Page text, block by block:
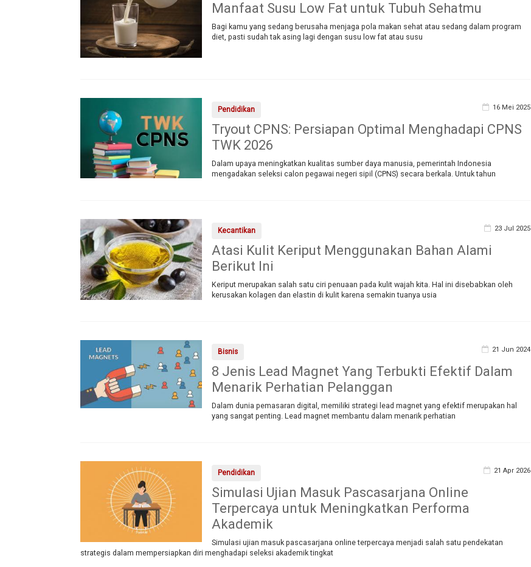
Manfaat Susu Low Fat untuk Tubuh Sehatmu
Bagi kamu yang sedang berusaha menjaga pola makan sehat atau sedang dalam program
diet, pasti sudah tak asing lagi dengan susu low fat atau susu
Pendidikan 16 Mei 2025
Tryout CPNS: Persiapan Optimal Menghadapi CPNS
TWK 2026
Dalam upaya meningkatkan kualitas sumber daya manusia, pemerintah Indonesia
mengadakan seleksi calon pegawai negeri sipil (CPNS) secara berkala. Untuk tahun
Kecantikan 23 Jul 2025
Atasi Kulit Keriput Menggunakan Bahan Alami
Berikut Ini
Keriput merupakan salah satu ciri penuaan pada kulit wajah kita. Hal ini disebabkan oleh
kerusakan kolagen dan elastin di kulit karena semakin tuanya usia
Bisnis 21 Jun 2024
8 Jenis Lead Magnet Yang Terbukti Efektif Dalam
Menarik Perhatian Pelanggan
Dalam dunia pemasaran digital, memiliki strategi lead magnet yang efektif merupakan hal
yang sangat penting. Lead magnet membantu dalam menarik perhatian
Pendidikan 21 Apr 2026
Simulasi Ujian Masuk Pascasarjana Online
Terpercaya untuk Meningkatkan Performa
Akademik
Simulasi ujian masuk pascasarjana online terpercaya menjadi salah satu pendekatan
strategis dalam mempersiapkan diri menghadapi seleksi akademik tingkat